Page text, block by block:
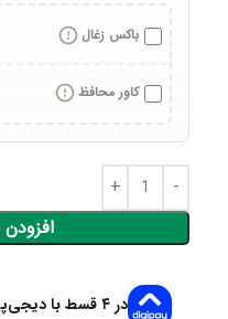
باکس زغال
کاور محافظ
در ۴ قسط با دیجی‌پی